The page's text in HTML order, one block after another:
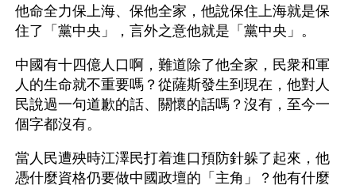
他命全力保上海、保他全家，他說保住上海就是保
住了「黨中央」，言外之意他就是「黨中央」。
中國有十四億人口啊，難道除了他全家，民衆和軍
人的生命就不重要嗎？從薩斯發生到現在，他對人
民說過一句道歉的話、關懷的話嗎？沒有，至今一
個字都沒有。
當人民遭殃時江澤民打着進口預防針躲了起來，他
憑什麼資格仍要做中國政壇的「主角」？他有什麼